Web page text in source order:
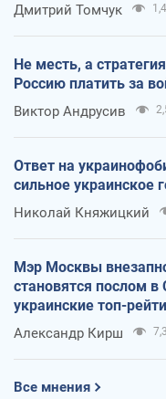
Дмитрий Томчук
Не месть, а
Россию платить за
Виктор Андрусив
Ответ на
сильное украинское
Николай Княжицкий
Мэр Москвы
становятся послом
украинские топ-
Александр Кирш
Все мнения